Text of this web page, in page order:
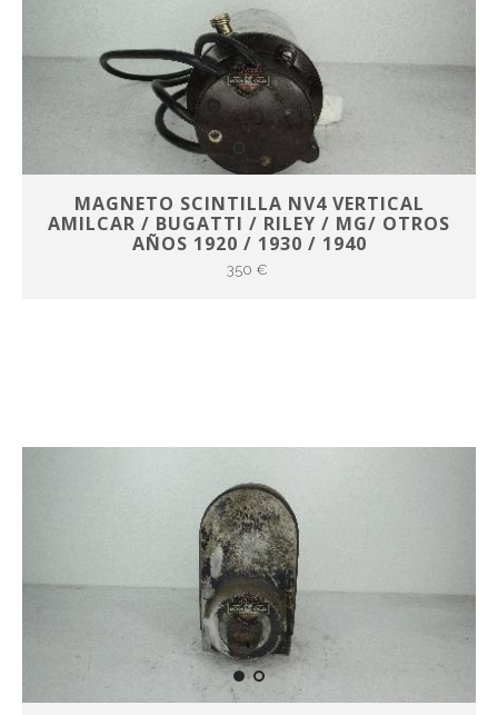
MAGNETO SCINTILLA NV4 VERTICAL
AMILCAR / BUGATTI / RILEY / MG/ OTROS
AÑOS 1920 / 1930 / 1940
350 €